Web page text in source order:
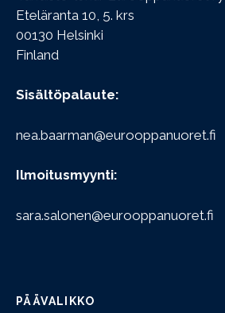
Eteläranta 10, 5. krs
00130 Helsinki
Finland
Sisältöpalaute:
nea.baarman@eurooppanuoret.fi
Ilmoitusmyynti:
sara.salonen@eurooppanuoret.fi
PÄÄVALIKKO